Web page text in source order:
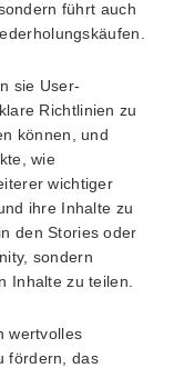
führt auch
sie User-
Richtlinien zu
können, und
wie
wichtiger
ihre Inhalte zu
den Stories oder
sondern
Inhalte zu teilen.
wertvolles
fördern, das